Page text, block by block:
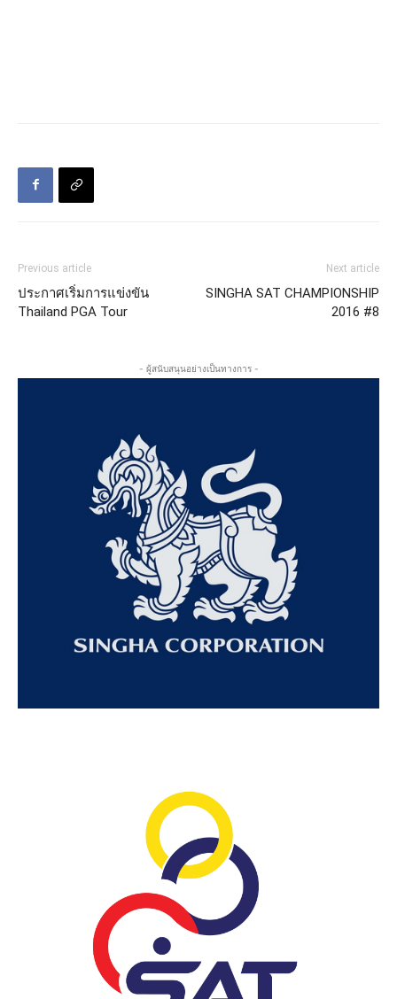
Previous article
ประกาศเริ่มการแข่งขัน
Thailand PGA Tour
Next article
SINGHA SAT CHAMPIONSHIP
2016 #8
- ผู้สนับสนุนอย่างเป็นทางการ -